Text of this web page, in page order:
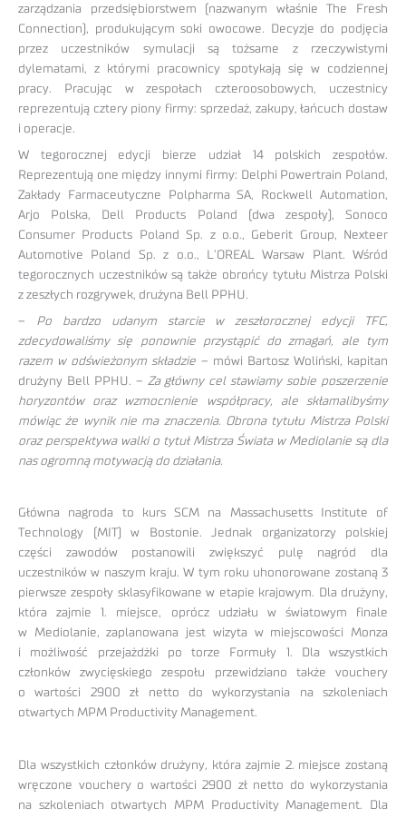
zarządzania przedsiębiorstwem (nazwanym właśnie The Fresh
Connection), produkującym soki owocowe. Decyzje do podjęcia
przez uczestników symulacji są tożsame z rzeczywistymi
dylematami, z którymi pracownicy spotykają się w codziennej
pracy. Pracując w zespołach czteroosobowych, uczestnicy
reprezentują cztery piony firmy: sprzedaż, zakupy, łańcuch dostaw
i operacje.
W tegorocznej edycji bierze udział 14 polskich zespołów.
Reprezentują one między innymi firmy: Delphi Powertrain Poland,
Zakłady Farmaceutyczne Polpharma SA, Rockwell Automation,
Arjo Polska, Dell Products Poland (dwa zespoły), Sonoco
Consumer Products Poland Sp. z o.o., Geberit Group, Nexteer
Automotive Poland Sp. z o.o., L’OREAL Warsaw Plant. Wśród
tegorocznych uczestników są także obrońcy tytułu Mistrza Polski
z zeszłych rozgrywek, drużyna Bell PPHU.
– Po bardzo udanym starcie w zeszłorocznej edycji TFC,
zdecydowaliśmy się ponownie przystąpić do zmagań, ale tym
razem w odświeżonym składzie – mówi Bartosz Woliński, kapitan
drużyny Bell PPHU. – Za główny cel stawiamy sobie poszerzenie
horyzontów oraz wzmocnienie współpracy, ale skłamalibyśmy
mówiąc że wynik nie ma znaczenia. Obrona tytułu Mistrza Polski
oraz perspektywa walki o tytuł Mistrza Świata w Mediolanie są dla
nas ogromną motywacją do działania.
Główna nagroda to kurs SCM na Massachusetts Institute of
Technology (MIT) w Bostonie. Jednak organizatorzy polskiej
części zawodów postanowili zwiększyć pulę nagród dla
uczestników w naszym kraju. W tym roku uhonorowane zostaną 3
pierwsze zespoły sklasyfikowane w etapie krajowym. Dla drużyny,
która zajmie 1. miejsce, oprócz udziału w światowym finale
w Mediolanie, zaplanowana jest wizyta w miejscowości Monza
i możliwość przejażdżki po torze Formuły 1. Dla wszystkich
członków zwycięskiego zespołu przewidziano także vouchery
o wartości 2900 zł netto do wykorzystania na szkoleniach
otwartych MPM Productivity Management.
Dla wszystkich członków drużyny, która zajmie 2. miejsce zostaną
wręczone vouchery o wartości 2900 zł netto do wykorzystania
na szkoleniach otwartych MPM Productivity Management. Dla